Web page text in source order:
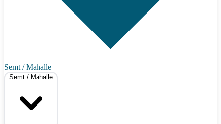
Semt / Mahalle
Semt / Mahalle